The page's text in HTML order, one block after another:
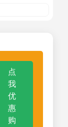
点
我
优
惠
购